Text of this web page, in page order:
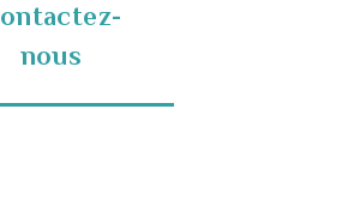
nous